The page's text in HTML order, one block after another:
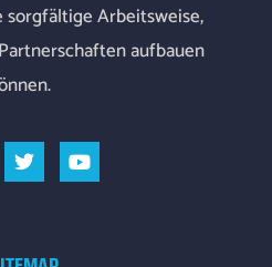
sorgfältigeArbeitsweise,
Partnerschaftenaufbauen
.